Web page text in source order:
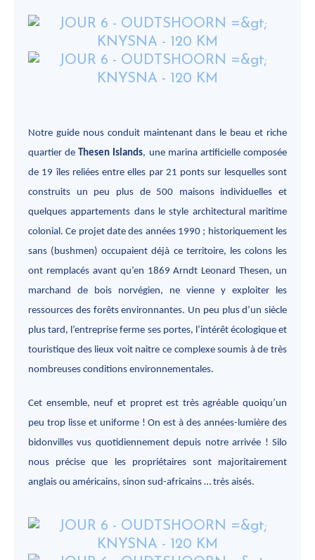
Notre guide nous conduit maintenant dans le beau et riche
quartier de Thesen Islands, une marina artificielle composée
de 19 îles reliées entre elles par 21 ponts sur lesquelles sont
construits un peu plus de 500 maisons individuelles et
quelques appartements dans le style architectural maritime
colonial. Ce projet date des années 1990 ; historiquement les
sans (bushmen) occupaient déjà ce territoire, les colons les
ont remplacés avant qu’en 1869 Arndt Leonard Thesen, un
marchand de bois norvégien, ne vienne y exploiter les
ressources des forêts environnantes. Un peu plus d’un siècle
plus tard, l’entreprise ferme ses portes, l’intérêt écologique et
touristique des lieux voit naitre ce complexe soumis à de très
nombreuses conditions environnementales.
Cet ensemble, neuf et propret est très agréable quoiqu’un
peu trop lisse et uniforme ! On est à des années-lumière des
bidonvilles vus quotidiennement depuis notre arrivée ! Silo
nous précise que les propriétaires sont majoritairement
anglais ou américains, sinon sud-africains … très aisés.